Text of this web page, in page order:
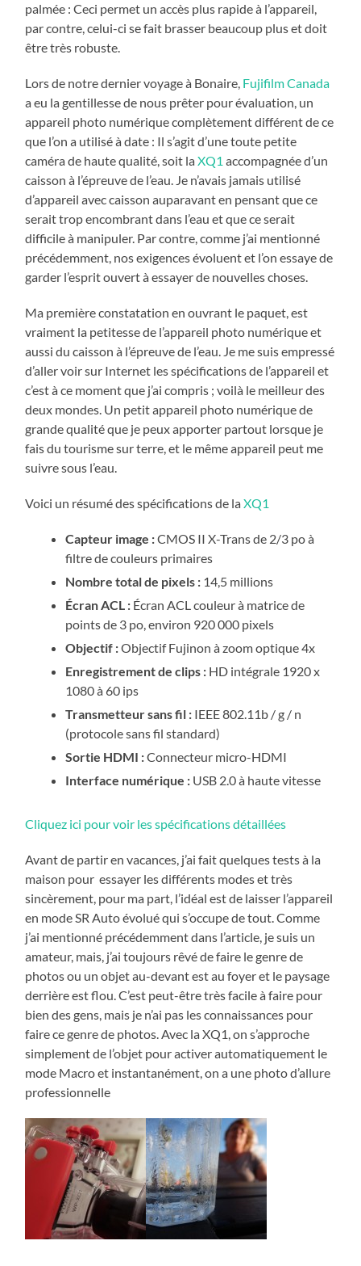
palmée : Ceci permet un accès plus rapide à l’appareil,
par contre, celui-ci se fait brasser beaucoup plus et doit
être très robuste.
Lors de notre dernier voyage à Bonaire, Fujifilm Canada
a eu la gentillesse de nous prêter pour évaluation, un
appareil photo numérique complètement différent de ce
que l’on a utilisé à date : Il s’agit d’une toute petite
caméra de haute qualité, soit laXQ1 accompagnée d’un
caisson à l’épreuve de l’eau. Je n’avais jamais utilisé
d’appareil avec caisson auparavant en pensant que ce
serait trop encombrant dans l’eau et que ce serait
difficile à manipuler. Par contre, comme j’ai mentionné
précédemment, nos exigences évoluent et l’on essaye de
garder l’esprit ouvert à essayer de nouvelles choses.
Ma première constatation en ouvrant le paquet, est
vraiment la petitesse de l’appareil photo numérique et
aussi du caisson à l’épreuve de l’eau. Je me suis empressé
d’aller voir sur Internet les spécifications de l’appareil et
c’est à ce moment que j’ai compris ; voilà le meilleur des
deux mondes. Un petit appareil photo numérique de
grande qualité que je peux apporter partout lorsque je
fais du tourisme sur terre, et le même appareil peut me
suivre sous l’eau.
Voici un résumé des spécifications de laXQ1
Capteur image :CMOS II X-Trans de 2/3 po à
filtre de couleurs primaires
Nombre total de pixels : 14,5 millions
Écran ACL : Écran ACL couleur à matrice de
points de 3 po, environ 920 000 pixels
Objectif :Objectif Fujinon à zoom optique 4x
Enregistrement de clips : HD intégrale 1920 x
1080 à 60 ips
Transmetteur sans fil : IEEE 802.11b / g / n
(protocole sans fil standard)
Sortie HDMI :Connecteur micro-HDMI
Interface numérique : USB 2.0 à haute vitesse
Cliquez ici pour voir les spécifications détaillées
Avant de partir en vacances, j’ai fait quelques tests à la
maison pour essayer les différents modes et très
sincèrement, pour ma part, l’idéal est de laisser l’appareil
en mode SR Auto évolué qui s’occupe de tout. Comme
j’ai mentionné précédemment dans l’article, je suis un
amateur, mais, j’ai toujours rêvé de faire le genre de
photos ou un objet au-devant est au foyer et le paysage
derrière est flou. C’est peut-être très facile à faire pour
bien des gens, mais je n’ai pas les connaissances pour
faire ce genre de photos. Avec la XQ1, on s’approche
simplement de l’objet pour activer automatiquement le
mode Macro et instantanément, on a une photo d’allure
professionnelle